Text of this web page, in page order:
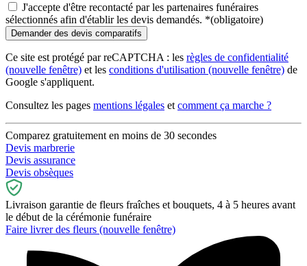
J'accepte d'être recontacté par les partenaires funéraires
sélectionnés afin d'établir les devis demandés. *(obligatoire)
Ce site est protégé par reCAPTCHA : les règles de confidentialité
(nouvelle fenêtre) et les conditions d'utilisation (nouvelle fenêtre) de
Google s'appliquent.
Consultez les pages mentions légales et comment ça marche ?
Comparez gratuitement en moins de 30 secondes
Devis marbrerie
Devis assurance
Devis obsèques
Livraison garantie de fleurs fraîches et bouquets, 4 à 5 heures avant
le début de la cérémonie funéraire
Faire livrer des fleurs (nouvelle fenêtre)